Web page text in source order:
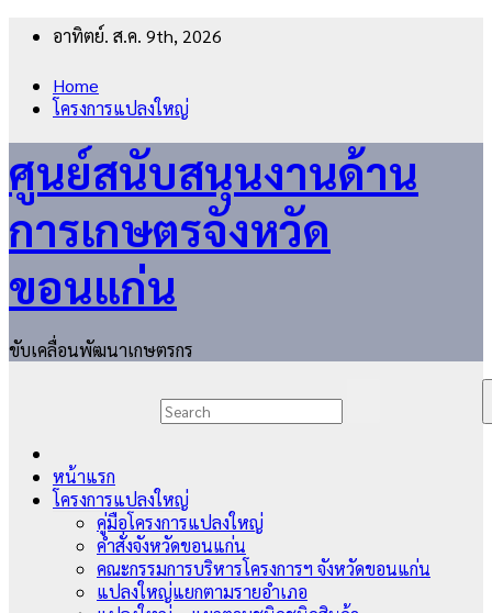
อาทิตย์. ส.ค. 9th, 2026
Home
โครงการแปลงใหญ่
ศูนย์สนับสนุนงานด้าน
การเกษตรจังหวัด
ขอนแก่น
ขับเคลื่อนพัฒนาเกษตรกร
หน้าแรก
โครงการแปลงใหญ่
คู่มือโครงการแปลงใหญ่
คำสั่งจังหวัดขอนแก่น
คณะกรรมการบริหารโครงการฯ จังหวัดขอนแก่น
แปลงใหญ่แยกตามรายอำเภอ